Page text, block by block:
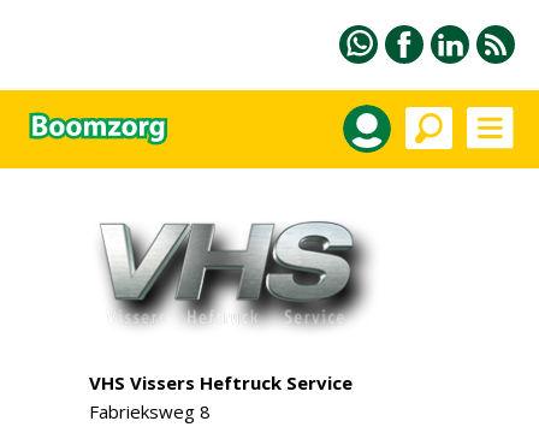
VHS Vissers Heftruck Service
Fabrieksweg 8